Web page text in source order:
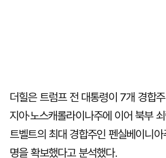
더힐은 트럼프 전 대통령이 7개 경합
지아·노스캐롤라이나주에 이어 북부
트벨트의 최대 경합주인 펜실베이니
명을 확보했다고 분석했다.